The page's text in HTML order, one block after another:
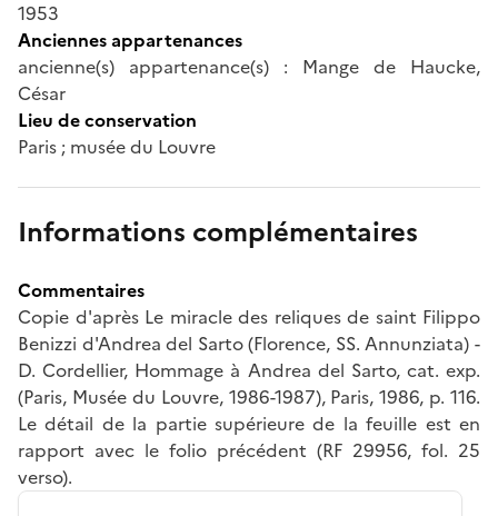
1953
Anciennes appartenances
ancienne(s) appartenance(s) : Mange de Haucke,
César
Lieu de conservation
Paris ; musée du Louvre
Informations complémentaires
Commentaires
Copie d'après Le miracle des reliques de saint Filippo
Benizzi d'Andrea del Sarto (Florence, SS. Annunziata) -
D. Cordellier, Hommage à Andrea del Sarto, cat. exp.
(Paris, Musée du Louvre, 1986-1987), Paris, 1986, p. 116.
Le détail de la partie supérieure de la feuille est en
rapport avec le folio précédent (RF 29956, fol. 25
verso).